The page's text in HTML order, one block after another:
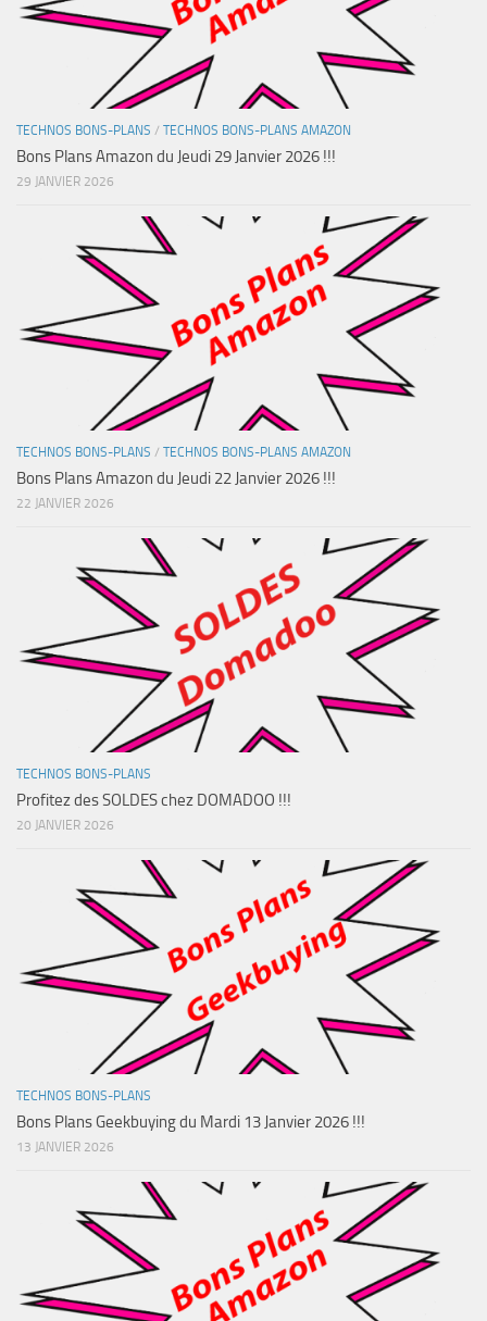
TECHNOS BONS-PLANS / TECHNOS BONS-PLANS AMAZON
Bons Plans Amazon du Jeudi 29 Janvier 2026 !!!
29 JANVIER 2026
TECHNOS BONS-PLANS / TECHNOS BONS-PLANS AMAZON
Bons Plans Amazon du Jeudi 22 Janvier 2026 !!!
22 JANVIER 2026
TECHNOS BONS-PLANS
Profitez des SOLDES chez DOMADOO !!!
20 JANVIER 2026
TECHNOS BONS-PLANS
Bons Plans Geekbuying du Mardi 13 Janvier 2026 !!!
13 JANVIER 2026